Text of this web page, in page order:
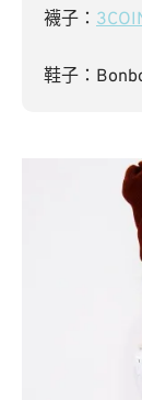
襪子：
鞋子：